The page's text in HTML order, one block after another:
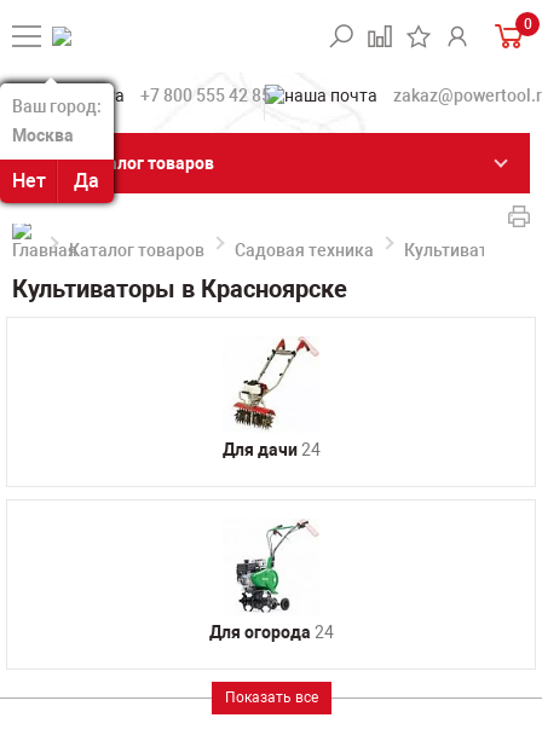
Ваш город:
Москва
Нет Да
Ваш город:
Москва
Нет Да
0
+7 800 555 42 85
Каталог товаров
Каталог товаров Садовая техника Культиваторы
Культиваторы в Красноярске
Для дачи24
Для огорода 24
Показать все